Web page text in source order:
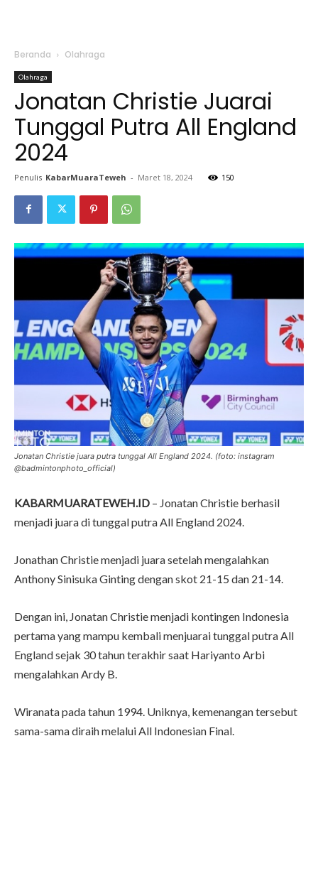
Beranda Olahraga
Olahraga
Jonatan Christie Juarai
Tunggal Putra All England
2024
Penulis KabarMuaraTeweh - Maret 18, 2024 150
Jonatan Christie juara putra tunggal All England 2024. (foto: instagram
@badmintonphoto_official)
KABARMUARATEWEH.ID – Jonatan Christie berhasil
menjadi juara di tunggal putra All England 2024.
Jonathan Christie menjadi juara setelah mengalahkan
Anthony Sinisuka Ginting dengan skot 21-15 dan 21-14.
Dengan ini, Jonatan Christie menjadi kontingen Indonesia
pertama yang mampu kembali menjuarai tunggal putra All
England sejak 30 tahun terakhir saat Hariyanto Arbi
mengalahkan Ardy B.
Wiranata pada tahun 1994. Uniknya, kemenangan tersebut
sama-sama diraih melalui All Indonesian Final.